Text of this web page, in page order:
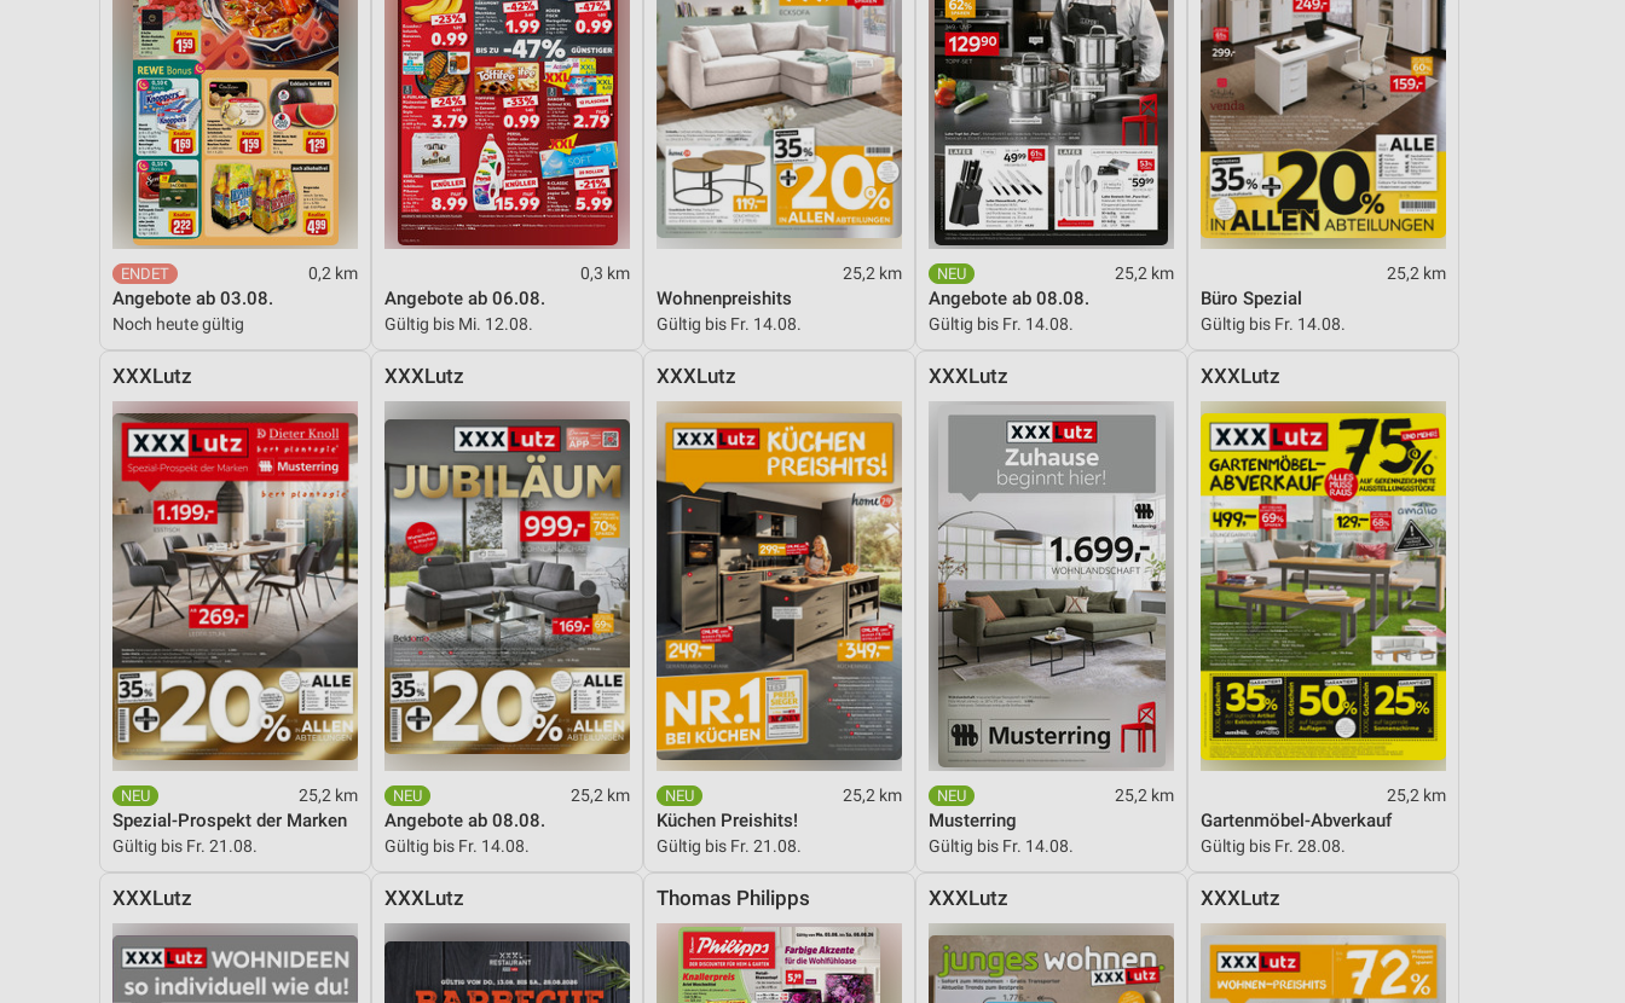
0,2 km
Angebote ab 03.08.
Noch heute gültig
0,3 km
Angebote ab 06.08.
Gültig bis Mi. 12.08.
25,2 km
Wohnenpreishits
Gültig bis Fr. 14.08.
25,2 km
Angebote ab 08.08.
Gültig bis Fr. 14.08.
25,2 km
Büro Spezial
Gültig bis Fr. 14.08.
XXXLutz
25,2 km
Spezial-Prospekt der Marken
Gültig bis Fr. 21.08.
XXXLutz
25,2 km
Angebote ab 08.08.
Gültig bis Fr. 14.08.
XXXLutz
25,2 km
Küchen Preishits!
Gültig bis Fr. 21.08.
XXXLutz
25,2 km
Musterring
Gültig bis Fr. 14.08.
XXXLutz
25,2 km
Gartenmöbel-Abverkauf
Gültig bis Fr. 28.08.
XXXLutz XXXLutz Thomas Philipps XXXLutz XXXLutz
Entwicklung und Verbesserung der Angebote
Verwendung reduzierter Daten zur Auswahl von Inhalten
IAB-Besonderheiten:
Verwendung genauer Standortdaten
Geräte anhand von aktiv angeforderten Informationen identifizieren
Nicht-IAB-Verarbeitungszwecke:
Notwendig
Funktional